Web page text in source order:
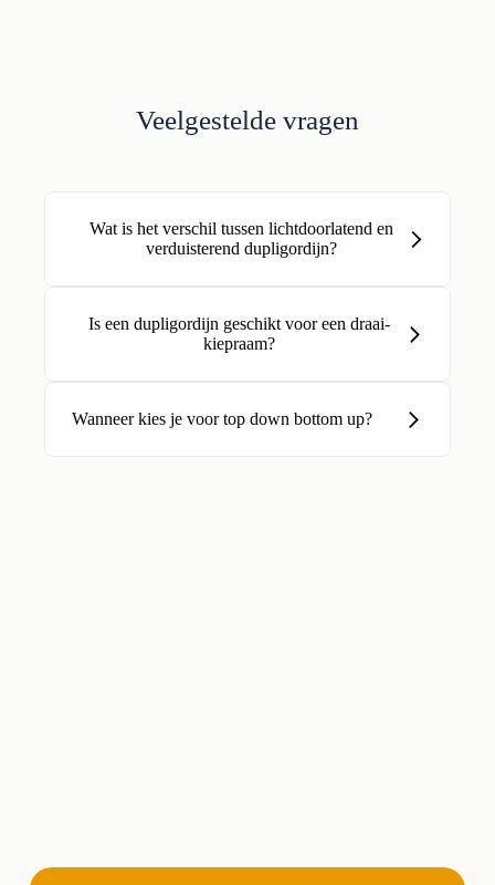
Veelgestelde vragen
Wat is het verschil tussen lichtdoorlatend en
verduisterend dupligordijn?
Is een dupligordijn geschikt voor een draai-
kiepraam?
Wanneer kies je voor top down bottom up?